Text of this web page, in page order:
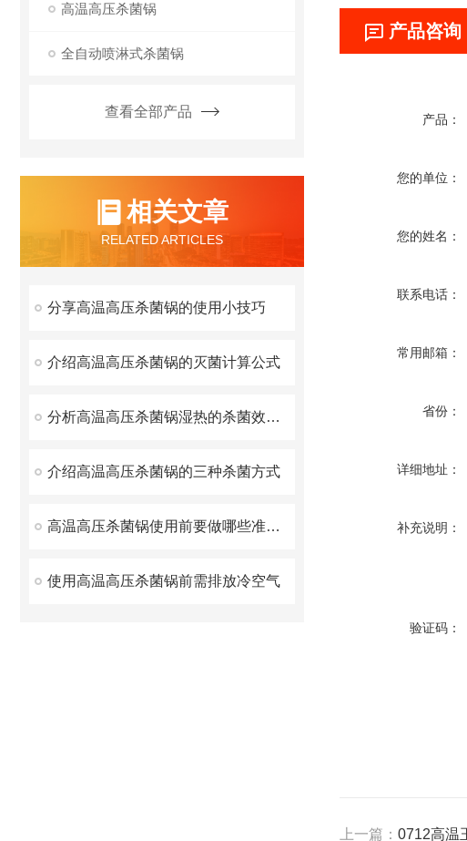
产品咨询
产品：
您的单位：
您的姓名：
联系电话：
常用邮箱：
省份：
详细地址：
补充说明：
验证码：
上一篇： 0712高温
高温高压杀菌锅
全自动喷淋式杀菌锅
查看全部产品
相关文章
RELATED ARTICLES
分享高温高压杀菌锅的使用小技巧
介绍高温高压杀菌锅的灭菌计算公式
分析高温高压杀菌锅湿热的杀菌效力比干热大的原因
介绍高温高压杀菌锅的三种杀菌方式
高温高压杀菌锅使用前要做哪些准备工作
使用高温高压杀菌锅前需排放冷空气